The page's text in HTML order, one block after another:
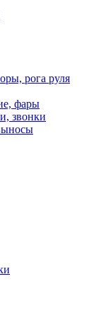
рога руля
фары
звонки